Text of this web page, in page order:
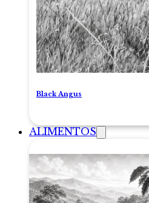
Black Angus
ALIMENTOS